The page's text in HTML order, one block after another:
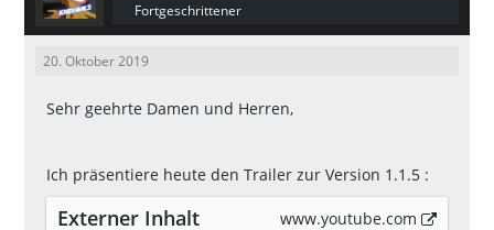
Fortgeschrittener
20. Oktober 2019
Sehr geehrte Damen und Herren,
Ich präsentiere heute den Trailer zur Version 1.1.5 :
Externer Inhalt www.youtube.com